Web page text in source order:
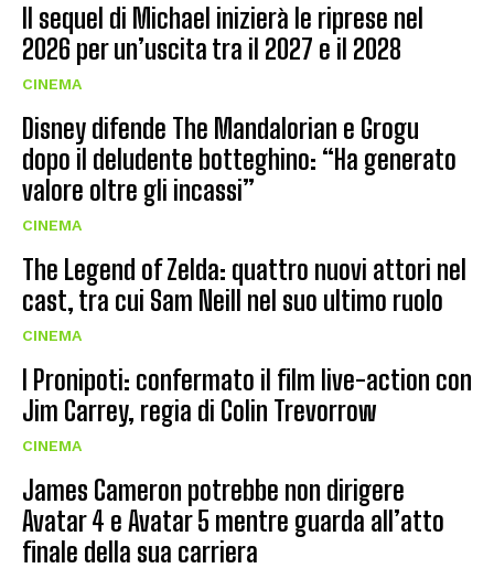
Il sequel di Michael inizierà le riprese nel
2026 per un’uscita tra il 2027 e il 2028
CINEMA
Disney difende The Mandalorian e Grogu
dopo il deludente botteghino: “Ha generato
valore oltre gli incassi”
CINEMA
The Legend of Zelda: quattro nuovi attori nel
cast, tra cui Sam Neill nel suo ultimo ruolo
CINEMA
I Pronipoti: confermato il film live-action con
Jim Carrey, regia di Colin Trevorrow
CINEMA
James Cameron potrebbe non dirigere
Avatar 4 e Avatar 5 mentre guarda all’atto
finale della sua carriera